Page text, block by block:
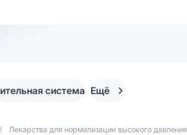
система Ещё
/ Лекарства для нормализации высокого давления